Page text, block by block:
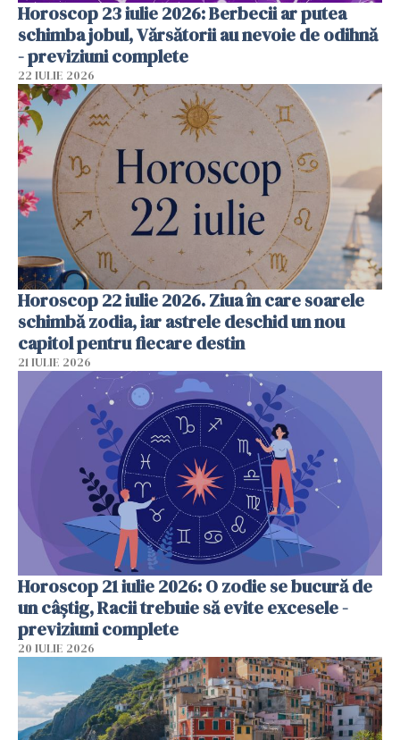
Horoscop 23 iulie 2026: Berbecii ar putea
schimba jobul, Vărsătorii au nevoie de odihnă
- previziuni complete
22 IULIE 2026
Horoscop 22 iulie 2026. Ziua în care soarele
schimbă zodia, iar astrele deschid un nou
capitol pentru fiecare destin
21 IULIE 2026
Horoscop 21 iulie 2026: O zodie se bucură de
un câștig, Racii trebuie să evite excesele -
previziuni complete
20 IULIE 2026